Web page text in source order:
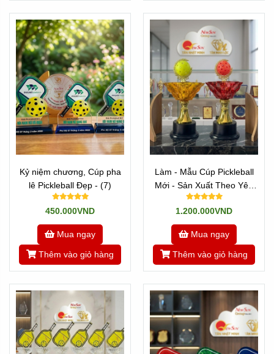
Kỷ niệm chương, Cúp pha
lê Pickleball Đẹp - (7)
450.000VND
Mua ngay
Thêm vào giỏ hàng
Làm - Mẫu Cúp Pickleball
Mới - Sản Xuất Theo Yêu
Cầu (20)
1.200.000VND
Mua ngay
Thêm vào giỏ hàng